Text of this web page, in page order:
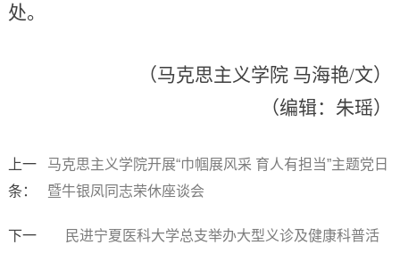
处。
（马克思主义学院 马海艳/文）
（编辑：朱瑶）
上一
条：
马克思主义学院开展“巾帼展风采 育人有担当”主题党日
暨牛银凤同志荣休座谈会
下一
民进宁夏医科大学总支举办大型义诊及健康科普活